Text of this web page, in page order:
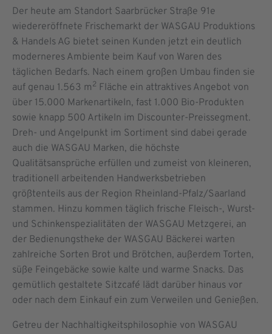
Der heute am Standort Saarbrücker Straße 91e
wiedereröffnete Frischemarkt der WASGAU Produktions
& Handels AG bietet seinen Kunden jetzt ein deutlich
moderneres Ambiente beim Kauf von Waren des
täglichen Bedarfs. Nach einem großen Umbau finden sie
auf genau 1.563 m2 Fläche ein attraktives Angebot von
über 15.000 Markenartikeln, fast 1.000 Bio-Produkten
sowie knapp 500 Artikeln im Discounter-Preissegment.
Dreh- und Angelpunkt im Sortiment sind dabei gerade
auch die WASGAU Marken, die höchste
Qualitätsansprüche erfüllen und zumeist von kleineren,
traditionell arbeitenden Handwerksbetrieben
größtenteils aus der Region Rheinland-Pfalz/Saarland
stammen. Hinzu kommen täglich frische Fleisch-, Wurst-
und Schinkenspezialitäten der WASGAU Metzgerei, an
der Bedienungstheke der WASGAU Bäckerei warten
zahlreiche Sorten Brot und Brötchen, außerdem Torten,
süße Feingebäcke sowie kalte und warme Snacks. Das
gemütlich gestaltete Sitzcafé lädt darüber hinaus vor
oder nach dem Einkauf ein zum Verweilen und Genießen.
Getreu der Nachhaltigkeitsphilosophie von WASGAU